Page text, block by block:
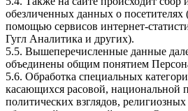
обезличенных данных о посетителях
помощью сервисов интернет-
Гугл Аналитика и других).
5.5. Вышеперечисленные данные
объединены общим понятием
5.6. Обработка специальных
касающихся расовой, национальной
политических взглядов,